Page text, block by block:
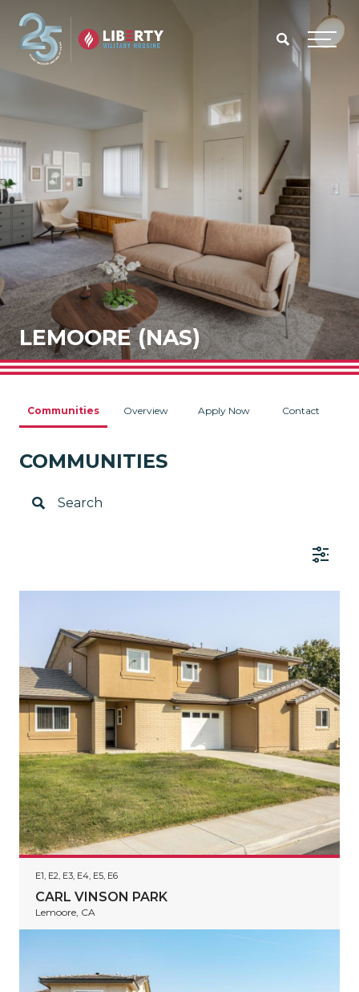
Skip to main content
Menu
LEMOORE (NAS)
Communities Overview Apply Now Contact
COMMUNITIES
Search
E1, E2, E3, E4, E5, E6
CARL VINSON PARK
Lemoore, CA